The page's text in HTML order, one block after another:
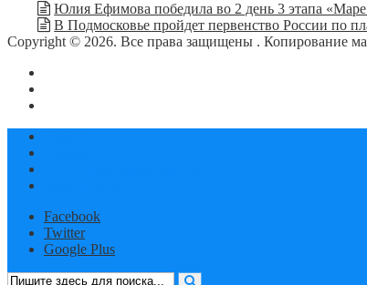
Юлия Ефимова победила во 2 день 3 этапа
В Подмосковье пройдет первенство России по
Copyright © 2026. Все права защищены . Копирование
Facebook
Twitter
Google Plus